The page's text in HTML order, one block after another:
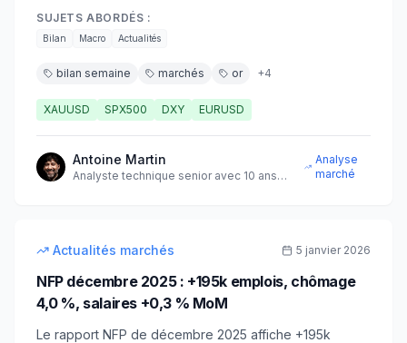
SUJETS ABORDÉS :
Bilan Macro Actualités
bilan semaine marchés or +4
XAUUSD SPX500 DXY EURUSD
Antoine Martin
Analyste technique senior avec 10 ans
Analyse
marché
Actualités marchés 5 janvier 2026
NFP décembre 2025 : +195k emplois, chômage
4,0 %, salaires +0,3 % MoM
Le rapport NFP de décembre 2025 affiche +195k